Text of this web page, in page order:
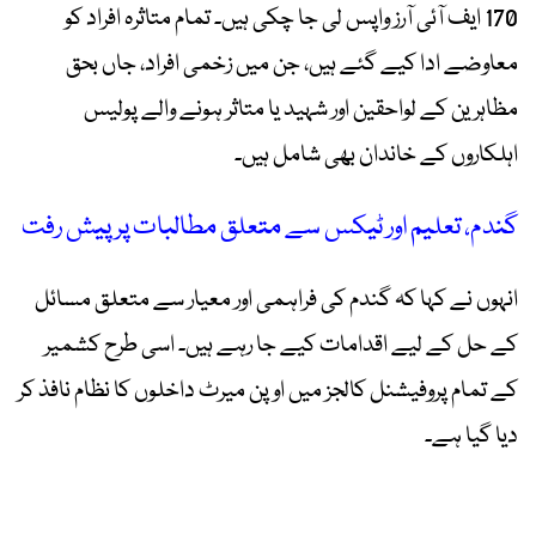
170 ایف آئی آرز واپس لی جا چکی ہیں۔ تمام متاثرہ افراد کو
معاوضے ادا کیے گئے ہیں، جن میں زخمی افراد، جاں بحق
مظاہرین کے لواحقین اور شہید یا متاثر ہونے والے پولیس
اہلکاروں کے خاندان بھی شامل ہیں۔
گندم، تعلیم اور ٹیکس سے متعلق مطالبات پر پیش رفت
انہوں نے کہا کہ گندم کی فراہمی اور معیار سے متعلق مسائل
کے حل کے لیے اقدامات کیے جا رہے ہیں۔ اسی طرح کشمیر
کے تمام پروفیشنل کالجز میں اوپن میرٹ داخلوں کا نظام نافذ کر
دیا گیا ہے۔